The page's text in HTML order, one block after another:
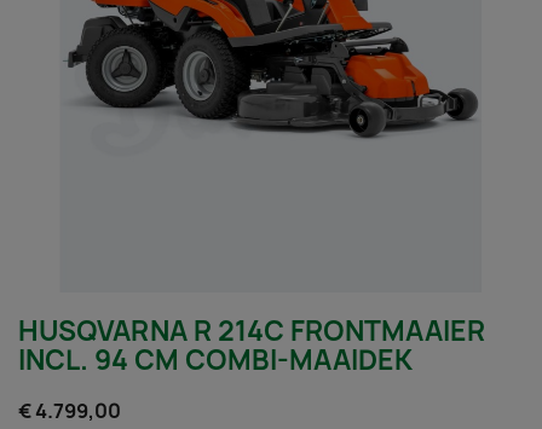
HUSQVARNA R 214C FRONTMAAIER
INCL. 94 CM COMBI-MAAIDEK
€ 4.799,00